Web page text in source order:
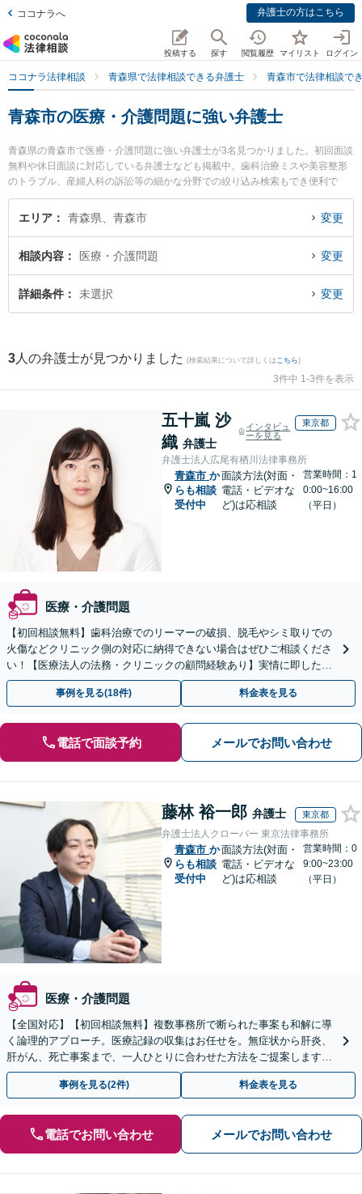
ココナラへ 弁護士の方はこちら
投稿する 探す 閲覧履歴 マイリスト ログイン
ココナラ法律相談 青森県で法律相談できる弁護士 青森市で法律相談で
青森市の医療・介護問題に強い弁護士
青森県の青森市で医療・介護問題に強い弁護士が3名見つかりました。初回面談
無料や休日面談に対応している弁護士なども掲載中。歯科治療ミスや美容整形
のトラブル、産婦人科の訴訟等の細かな分野での絞り込み検索もでき便利で
す。特に雪のまち法律事務所の三上 大介弁護士や弁護士法人青森リーガルサー
ビス 青森支店 青森シティ法律事務所の木村 哲也弁護士、青い森法律事務所の
護士に相談したい』『医療・介護問題のトラブル解決の実績豊富な近くの弁護
士を検索したい』『初回相談無料で医療・介護問題を法律相談できる青森市内
の弁護士に相談予約したい』などでお困りの相談者さんにおすすめです。
エリア 青森県、青森市 変更
相談内容 医療・介護問題 変更
詳細条件 未選択 変更
3 人の弁護士が見つかりました (検索結果について詳しくは こちら)
3件中 1-3件を表示
五十嵐 沙
織 弁護士
インタビュ
ーを見る
東京都
弁護士法人広尾有栖川法律事務所
青森市 か
らも相談
受付中
面談方法(対面・
電話・ビデオな
ど)は応相談
営業時間：1
0:00~16:00
（平日）
医療・介護問題
【初回相談無料】歯科治療でのリーマーの破損、脱毛やシミ取りでの
火傷などクリニック側の対応に納得できない場合はぜひご相談くださ
い！【医療法人の法務・クリニックの顧問経験あり】実情に即したア
ドバイスで、納得のできるトラブルの解決を目指します。
事例を見る(18件) 料金表を見る
電話で面談予約 メールでお問い合わせ
藤林 裕一郎 弁護士 東京都
弁護士法人クローバー 東京法律事務所
青森市 か
らも相談
受付中
面談方法(対面・
電話・ビデオな
ど)は応相談
営業時間：0
9:00~23:00
（平日）
医療・介護問題
【全国対応】【初回相談無料】複数事務所で断られた事案も和解に導
く論理的アプローチ。医療記録の収集はお任せを。無症状から肝炎、
肝がん、死亡事案まで、一人ひとりに合わせた方法をご提案します。
手続きの負担を減らし、権利を守ります。
事例を見る(2件) 料金表を見る
電話でお問い合わせ メールでお問い合わせ